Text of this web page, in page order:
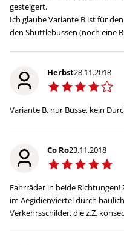
gesteigert.
Ich glaube Variante B ist für
den Shuttlebussen (noch eine
Herbst28.11.2018
Variante B, nur Busse, kein
Co Ro23.11.2018
Fahrräder in beide
im Aegidienviertel durch
Verkehrsschilder, die z.Z.